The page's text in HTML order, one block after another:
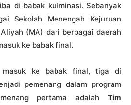
di babak kulminasi. Sebanyak
Sekolah Menengah Kejuruan
(MA) dari berbagai daerah
ke babak final.
ke babak final, tiga di
pemenang dalam program
pertama adalah Tim